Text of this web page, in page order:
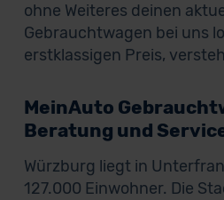
ohne Weiteres deinen
Gebrauchtwagen bei uns
erstklassigen Preis,
MeinAuto
Beratung und
Würzburg liegt in
127.000 Einwohner. Die